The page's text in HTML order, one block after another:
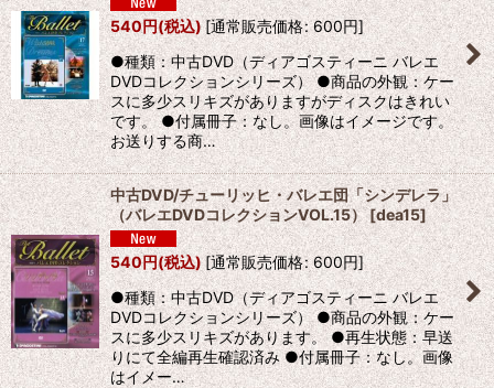
540円(税込)[通常販売価格: 600円]
●種類：中古DVD（ディアゴスティーニ バレエ
DVDコレクションシリーズ） ●商品の外観：ケー
スに多少スリキズがありますがディスクはきれい
です。 ●付属冊子：なし。画像はイメージです。
お送りする商…
中古DVD/チューリッヒ・バレエ団「シンデレラ」
（バレエDVDコレクションVOL.15）[dea15]
540円(税込) [通常販売価格: 600円]
●種類：中古DVD（ディアゴスティーニ バレエ
DVDコレクションシリーズ） ●商品の外観：ケー
スに多少スリキズがあります。 ●再生状態：早送
りにて全編再生確認済み ●付属冊子：なし。画像
はイメー…